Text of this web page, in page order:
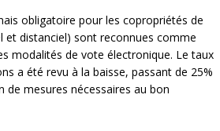
obligatoire pour les copropriétés de
et distanciel) sont reconnues comme
modalités de vote électronique. Le taux
a été revu à la baisse, passant de 25%
de mesures nécessaires au bon